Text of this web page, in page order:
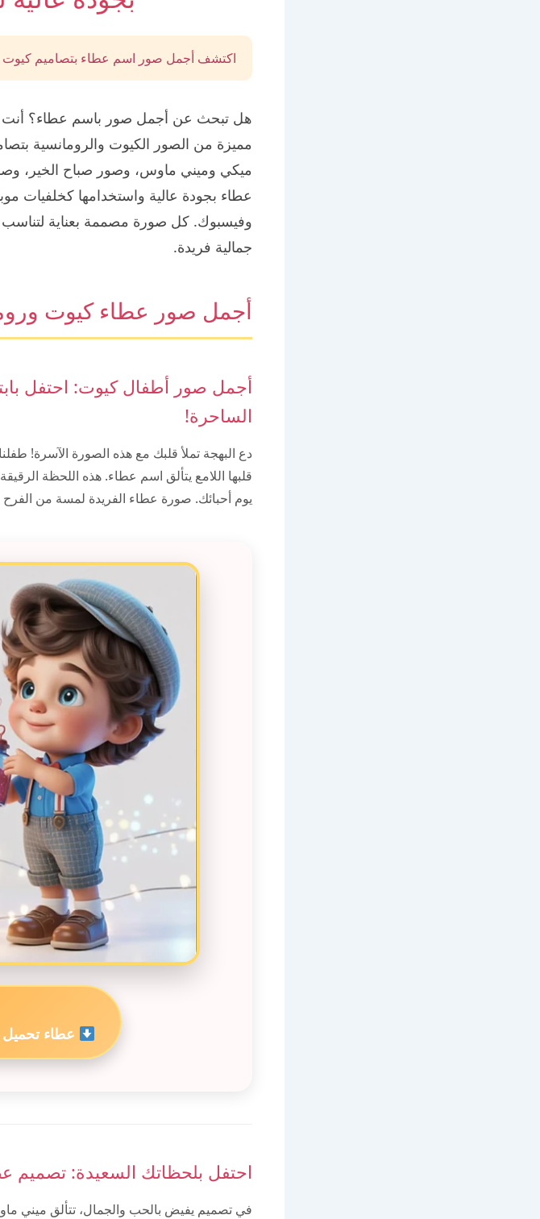
اكتشف أجمل صور اسم عطاء بتصاميم كيوت
هل تبحث عن أجمل صور باسم عطاء؟ أنت
مميزة من الصور الكيوت والرومانسية
ميكي وميني ماوس، وصور صباح الخير،
عطاء بجودة عالية واستخدامها كخلفيات
وفيسبوك. كل صورة مصممة بعناية
جمالية فريدة.
أجمل صور عطاء كيوت
أجمل صور أطفال كيوت: احتفل
الساحرة!
دع البهجة تملأ قلبك مع هذه الصورة الآسرة!
قلبها اللامع يتألق اسم عطاء. هذه اللحظة
يوم أحبائك. صورة عطاء الفريدة لمسة من
عطاء
احتفل بلحظاتك السعيدة: تصميم
في تصميم يفيض بالحب والجمال، تتألق ميني